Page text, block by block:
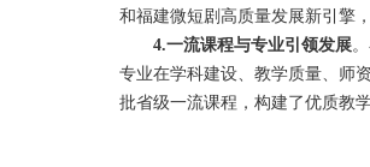
和福建微短剧高质量发展新引擎
4.一流课程与专业引领发展
专业在学科建设、教学质量、师
批省级一流课程，构建了优质教